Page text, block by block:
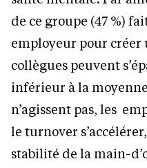
de ce groupe (47 %)
employeur pour
collègues peuvent
inférieur à la
n’agissent pas, les
le turnover
stabilité de la main-